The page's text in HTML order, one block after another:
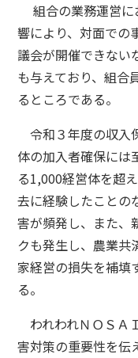
組合の業務運営に
響により、対面での
議会が開催できない
も与えており、組合
るところである。
令和３年度の収入
体の加入者確保には
る1,000経営体を超
去に経験したことの
害が頻発し、また、
クも発生し、農業共
家経営の損失を補填
る。
われわれＮＯＳＡ
害対策の重要性を伝